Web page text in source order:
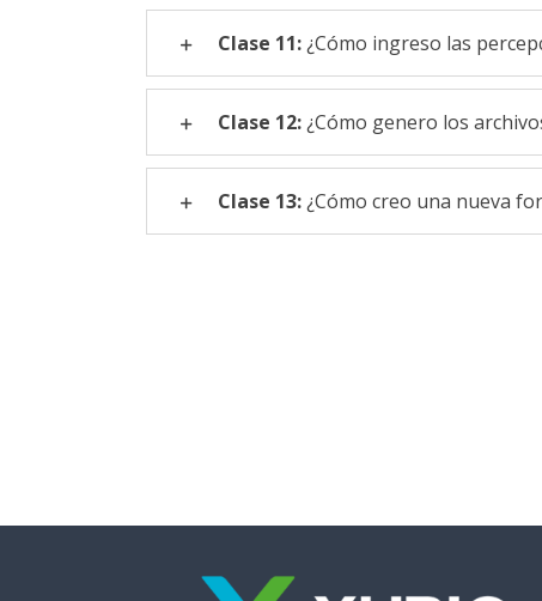
Clase 11:¿Cómo ingreso las
Clase 12:¿Cómo genero los
Clase 13:¿Cómo creo una nueva